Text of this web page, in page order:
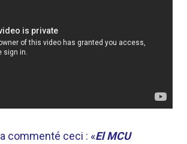
a commenté ceci : «El MCU